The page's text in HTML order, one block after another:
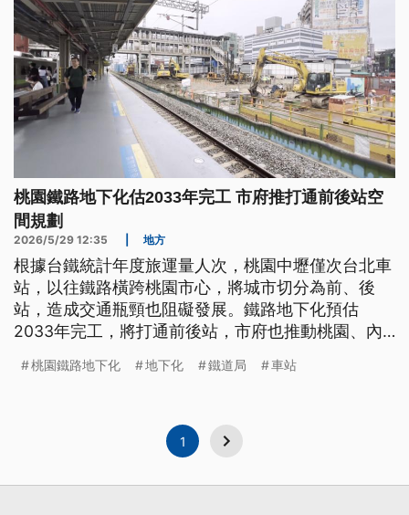
桃園鐵路地下化估2033年完工 市府推打通前後站空
間規劃
2026/5/29 12:35 地方
根據台鐵統計年度旅運量人次，桃園中壢僅次台北車
站，以往鐵路橫跨桃園市心，將城市切分為前、後
站，造成交通瓶頸也阻礙發展。鐵路地下化預估
2033年完工，將打通前後站，市府也推動桃園、內
整體空間規劃，6月3日起辦說明會，蒐集在地意見。
桃園鐵路地下化 地下化 鐵道局 車站
1